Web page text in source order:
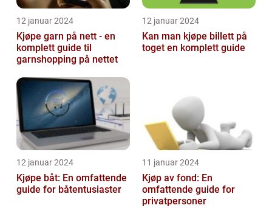
12 januar 2024
Kjøpe garn på nett - en
komplett guide til
garnshopping på nettet
12 januar 2024
Kan man kjøpe billett på
toget en komplett guide
12 januar 2024
Kjøpe båt: En omfattende
guide for båtentusiaster
11 januar 2024
Kjøp av fond: En
omfattende guide for
privatpersoner